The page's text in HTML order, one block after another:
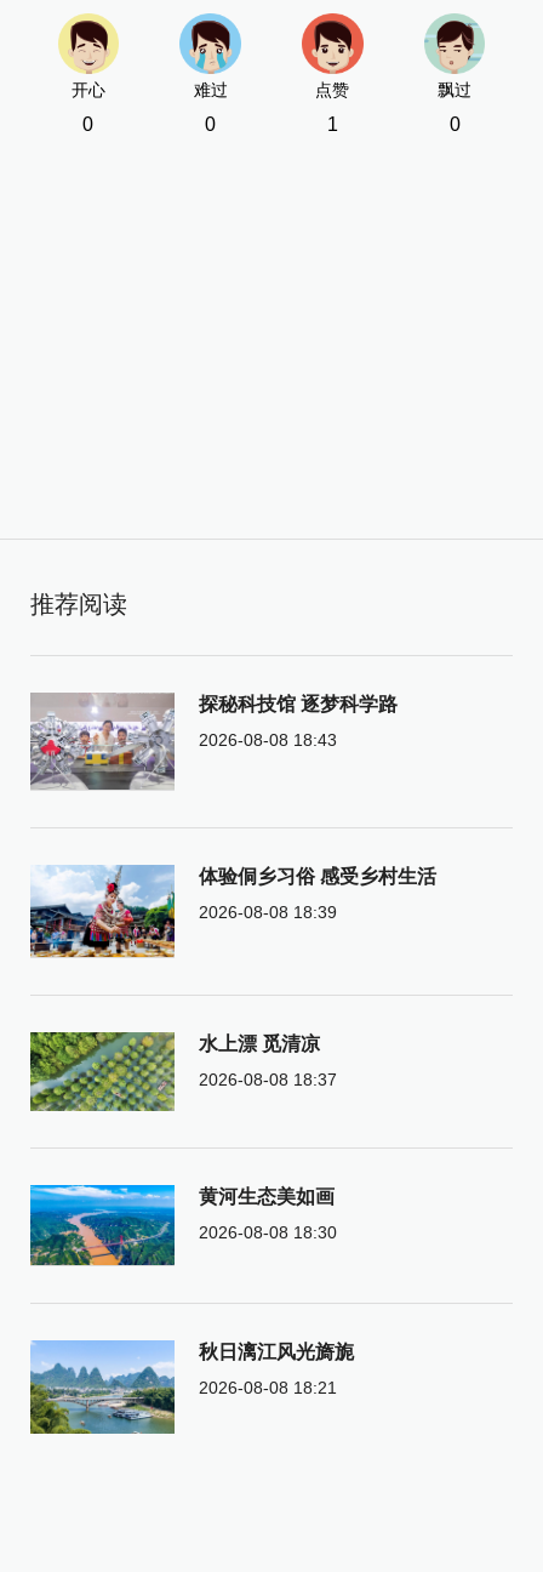
开心
0
难过
0
点赞
1
飘过
0
推荐阅读
探秘科技馆 逐梦科学路
2026-08-08 18:43
体验侗乡习俗 感受乡村生活
2026-08-08 18:39
水上漂 觅清凉
2026-08-08 18:37
黄河生态美如画
2026-08-08 18:30
秋日漓江风光旖旎
2026-08-08 18:21